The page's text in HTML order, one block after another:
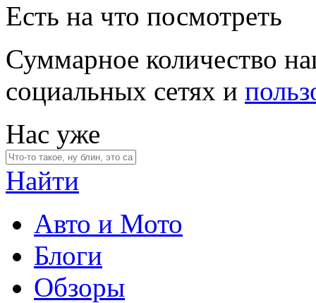
Есть на что посмотреть
Суммарное количество
социальных сетях и
Нас уже
Найти
Авто и Мото
Блоги
Обзоры